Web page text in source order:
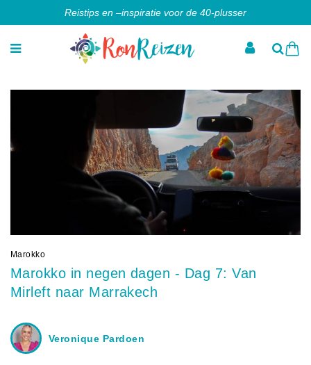
Reistips en –inspiratie voor de 40-plusser
Marokko
Marokko in negen dagen - Dag 7: Van
Mirleft naar Marrakech
Veronique Pardoen